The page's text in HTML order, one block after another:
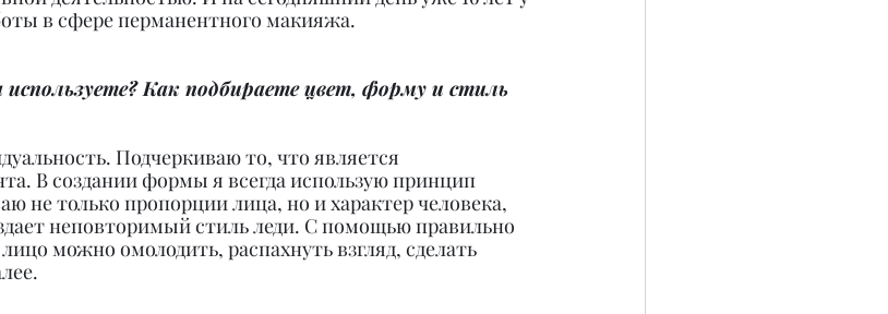
в сфере перманентного макияжа.
Как подбираете цвет, форму и стиль
Подчеркиваю то, что является
В создании формы я всегда использую принцип
не только пропорции лица, но и характер человека,
неповторимый стиль леди. С помощью правильно
можно омолодить, распахнуть взгляд, сделать